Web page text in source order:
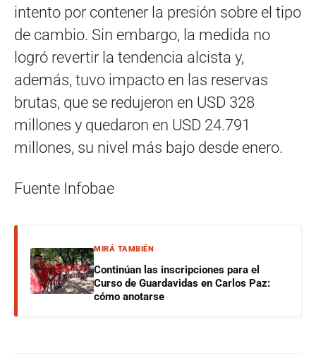
intento por contener la presión sobre el tipo
de cambio. Sin embargo, la medida no
logró revertir la tendencia alcista y,
además, tuvo impacto en las reservas
brutas, que se redujeron en USD 328
millones y quedaron en USD 24.791
millones, su nivel más bajo desde enero.
Fuente Infobae
MIRÁ TAMBIÉN
Continúan las inscripciones para el
Curso de Guardavidas en Carlos Paz:
cómo anotarse